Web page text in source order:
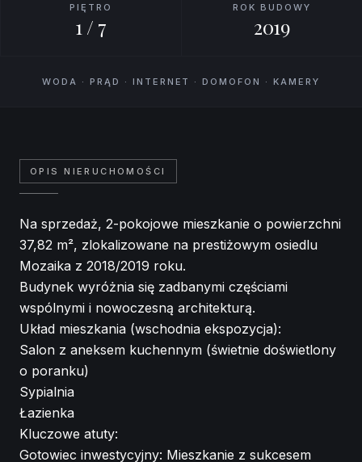
PIĘTRO
1 / 7
ROK BUDOWY
2019
WODA · PRĄD · INTERNET · DOMOFON · KAMERY
OPIS NIERUCHOMOŚCI
Na sprzedaż, 2-pokojowe mieszkanie o powierzchni
37,82 m², zlokalizowane na prestiżowym osiedlu
Mozaika z 2018/2019 roku.
Budynek wyróżnia się zadbanymi częściami
wspólnymi i nowoczesną architekturą.
Układ mieszkania (wschodnia ekspozycja):
Salon z aneksem kuchennym (świetnie doświetlony
o poranku)
Sypialnia
Łazienka
Kluczowe atuty:
Gotowiec inwestycyjny: Mieszkanie z sukcesem